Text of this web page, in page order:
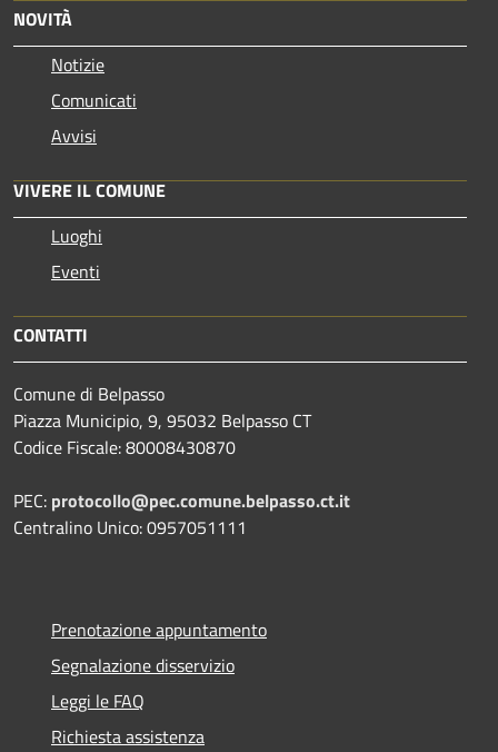
NOVITÀ
Notizie
Comunicati
Avvisi
VIVERE IL COMUNE
Luoghi
Eventi
CONTATTI
Comune di Belpasso
Piazza Municipio, 9, 95032 Belpasso CT
Codice Fiscale: 80008430870
PEC: protocollo@pec.comune.belpasso.ct.it
Centralino Unico: 0957051111
Prenotazione appuntamento
Segnalazione disservizio
Leggi le FAQ
Richiesta assistenza